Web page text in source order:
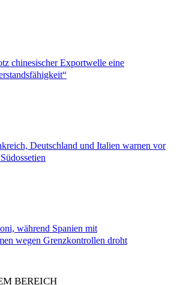
chinesischer Exportwelle eine
Deutschland und Italien warnen vor
während Spanien mit
wegen Grenzkontrollen droht
BEREICH